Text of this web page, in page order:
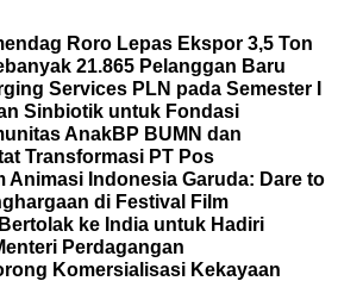
Roro Lepas Ekspor 3,5 Ton
21.865 Pelanggan Baru
Services PLN pada Semester I
Sinbiotik untuk Fondasi
AnakBP BUMN dan
Transformasi PT Pos
Animasi Indonesia Garuda: Dare to
di Festival Film
ke India untuk Hadiri
Perdagangan
Komersialisasi Kekayaan